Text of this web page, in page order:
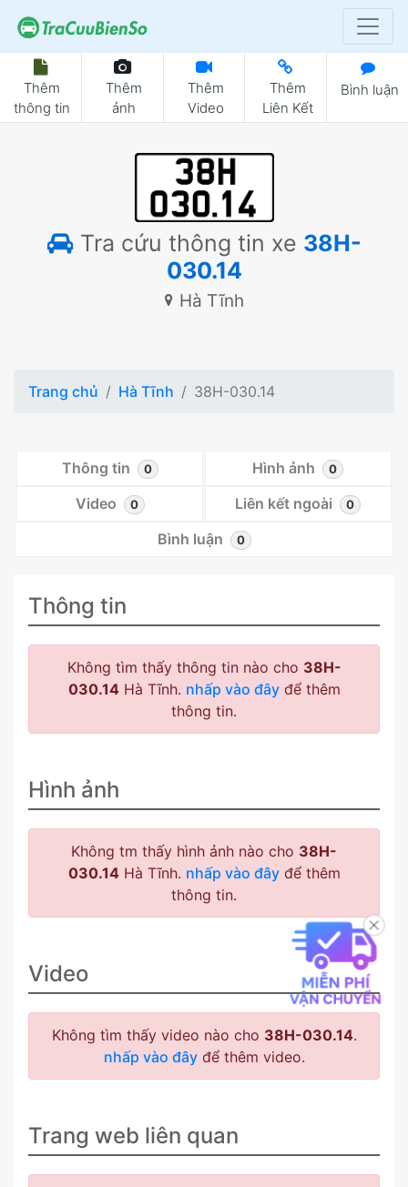
Thêm
thông tin
Thêm
ảnh
Thêm
Video
Thêm
Liên Kết
Bình luận
Tra cứu thông tin xe 38H-
030.14
Hà Tĩnh
Trang chủ Hà Tĩnh 38H-030.14
Thông tin 0 Hình ảnh 0
Video 0 Liên kết ngoài 0
Bình luận 0
Thông tin
Không tìm thấy thông tin nào cho 38H-
030.14Hà Tĩnh. nhấp vào đâyđể thêm
thông tin.
Hình ảnh
Không tm thấy hình ảnh nào cho 38H-
030.14Hà Tĩnh. nhấp vào đâyđể thêm
thông tin.
Video
Không tìm thấy video nào cho 38H-030.14.
nhấp vào đâyđể thêm video.
Trang web liên quan